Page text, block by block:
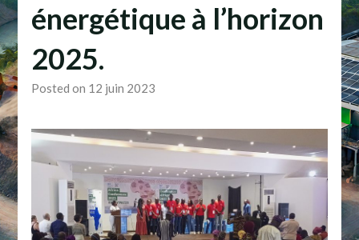
énergétique à l’horizon
2025.
Posted on 12 juin 2023